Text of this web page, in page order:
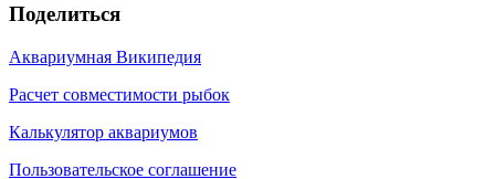
Поделиться
Аквариумная Википедия
Расчет совместимости рыбок
Калькулятор аквариумов
Пользовательское соглашение